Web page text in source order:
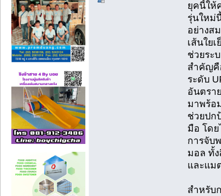
ยุคนี้ให้
รุ่นใหม่
อย่างส
เส้นใย
ช่วยระ
สำคัญคื
ระดับ
อันตรา
มาพร้อ
ช่วยปก
มือ โด
การจับ
มอล ทั้
และแม
สำหรับ